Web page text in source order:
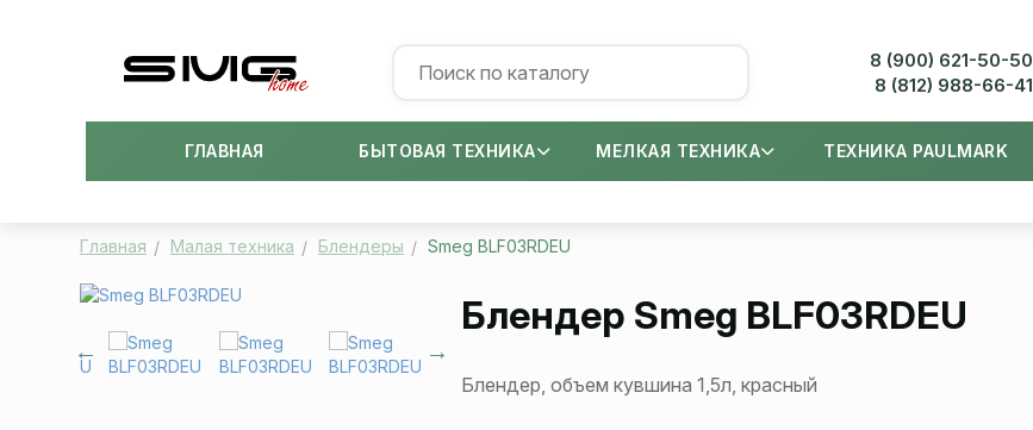
8 (900) 621-50-50
8 (812) 988-66-41
ГЛАВНАЯ БЫТОВАЯ ТЕХНИКА МЕЛКАЯ ТЕХНИКА ТЕХНИКА PAULMARK
Главная Малая техника Блендеры Smeg BLF03RDEU
Блендер Smeg BLF03RDEU
Блендер, объем кувшина 1,5л, красный